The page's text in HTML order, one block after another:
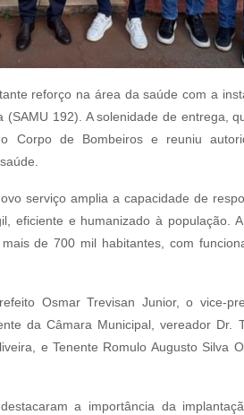
reforço na área da saúde com a
192). A solenidade de entrega,
de Bombeiros e reuniu
serviço amplia a capacidade de
eficiente e humanizado à população.
de 700 mil habitantes, com
Osmar Trevisan Junior, o vice-
da Câmara Municipal, vereador Dr.
e Tenente Romulo Augusto Silva
a importância da